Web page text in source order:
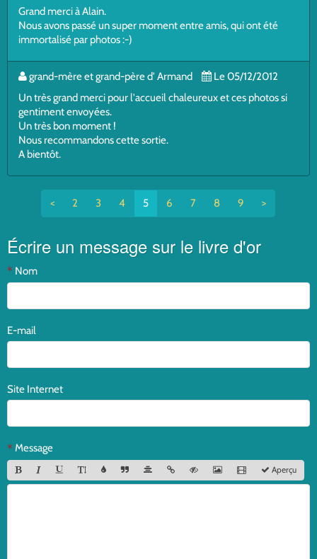
Grand merci à Alain.
Nous avons passé un super moment entre amis, qui ont été
immortalisé par photos :-)
grand-mère et grand-père d' Armand
Le 05/12/2012
Un très grand merci pour l'accueil chaleureux et ces photos si
gentiment envoyées.
Un très bon moment !
Nous recommandons cette sortie.
A bientôt.
< 2 3 4 5 6 7 8 9 >
Écrire un message sur le livre d'or
Nom
E-mail
Site Internet
Message
Aperçu